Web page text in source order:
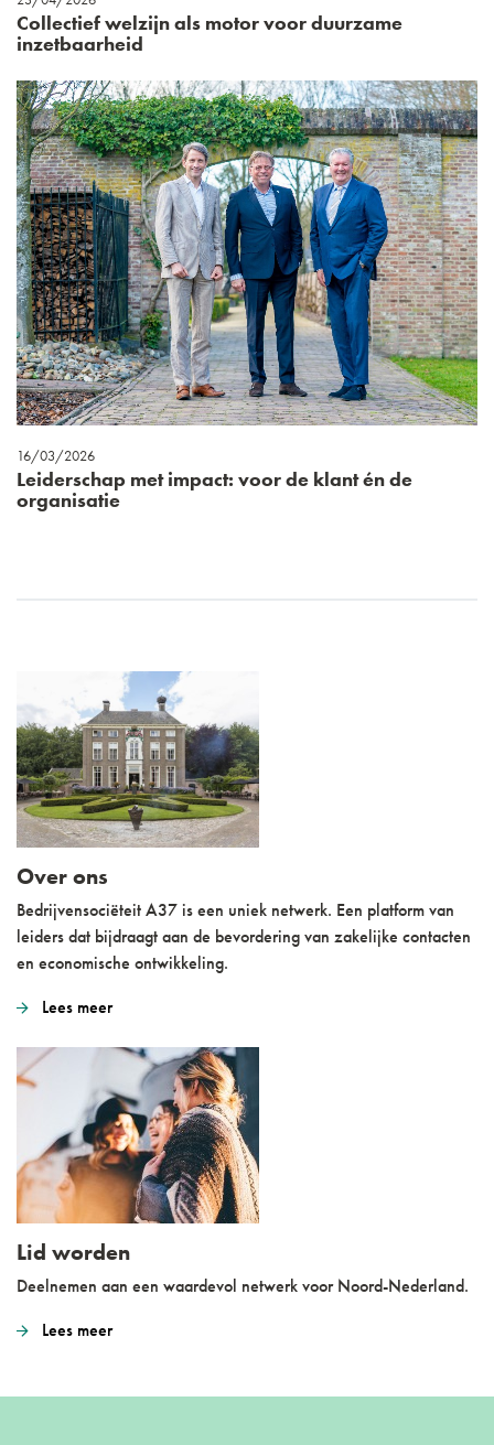
Collectief welzijn als motor voor duurzame
inzetbaarheid
16/03/2026
Leiderschap met impact: voor de klant én de
organisatie
Over ons
Bedrijvensociëteit A37 is een uniek netwerk. Een platform van
leiders dat bijdraagt aan de bevordering van zakelijke contacten
en economische ontwikkeling.
Lees meer
Lid worden
Deelnemen aan een waardevol netwerk voor Noord-Nederland.
Lees meer